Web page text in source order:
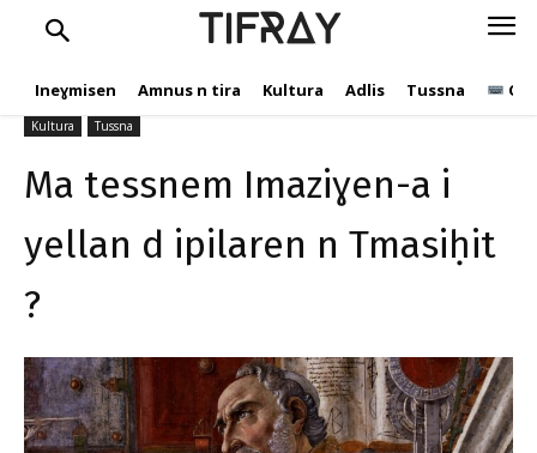
TIFRAY
Ineɣmisen Amnus n tira Kultura Adlis Tussna
Tmasiḥit ?
C.Andic 24 Ɣuct 2021 863
Kultura Tussna
Ma tessnem Imaziɣen-a i
yellan d ipilaren n Tmasiḥit
?